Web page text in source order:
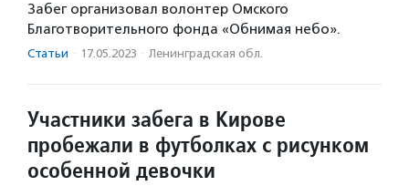
Забег организовал волонтер Омского
Благотворительного фонда «Обнимая небо».
Статьи · 17.05.2023 · Ленинградская обл.
Участники забега в Кирове
пробежали в футболках с рисунком
особенной девочки